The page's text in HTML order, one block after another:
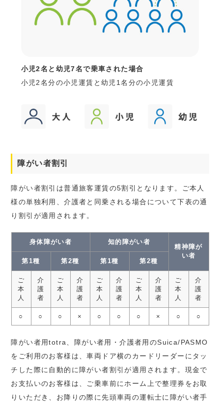
小児2名と幼児7名で乗車された場合
小児2名分の小児運賃と幼児1名分の小児運賃
障がい者割引
障がい者割引は普通旅客運賃の5割引となります。ご本人
様の単独利用、介護者と同乗される場合について下表の通
り割引が適用されます。
身体障がい者 知的障がい者
精神障が
い者
第1種 第2種 第1種 第2種
ご
本
人
介
護
者
ご
本
人
介
護
者
ご
本
人
介
護
者
ご
本
人
介
護
者
ご
本
人
介
護
者
○ ○ ○ × ○ ○ ○ × ○ ○
障がい者用totra、障がい者用・介護者用のSuica/PASMO
をご利用のお客様は、車両ドア横のカードリーダーにタッ
チした際に自動的に障がい者割引が適用されます。現金で
お支払いのお客様は、ご乗車前にホーム上で整理券をお取
りいただき、お降りの際に先頭車両の運転士に障がい者手